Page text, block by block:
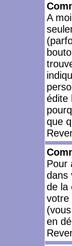
A
édite
que
Pour
dans
de la
votre
en